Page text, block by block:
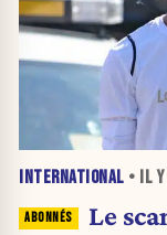
INTERNATIONAL • IL
Le